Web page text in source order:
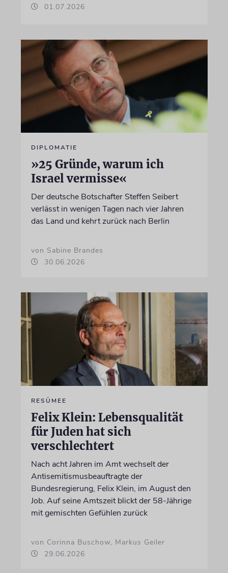
01.07.2026
DIPLOMATIE
»25 Gründe, warum ich
Israel vermisse«
Der deutsche Botschafter Steffen Seibert
verlässt in wenigen Tagen nach vier Jahren
das Land und kehrt zurück nach Berlin
von Sabine Brandes
30.06.2026
RESÜMEE
Felix Klein: Lebensqualität
für Juden hat sich
verschlechtert
Nach acht Jahren im Amt wechselt der
Antisemitismusbeauftragte der
Bundesregierung, Felix Klein, im August den
Job. Auf seine Amtszeit blickt der 58-Jährige
mit gemischten Gefühlen zurück
von Corinna Buschow, Markus Geiler
29.06.2026